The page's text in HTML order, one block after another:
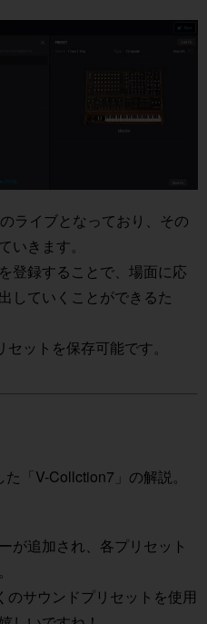
ライブとなっており、その
いきます。
登録することで、場面に応
していくことができるた
ットを保存可能です。
「V-Collction7」の解説。
が追加され、各プリセット
サウンドプリセットを使用